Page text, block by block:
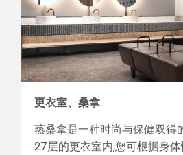
更衣室、桑拿
蒸桑拿是一种时尚与保健双得
27层的更衣室内,您可根据身体